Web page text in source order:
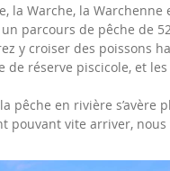
la Warche, la
parcours de pêche de
y croiser des
de réserve piscicole, et
pêche en rivière
pouvant vite arriver,